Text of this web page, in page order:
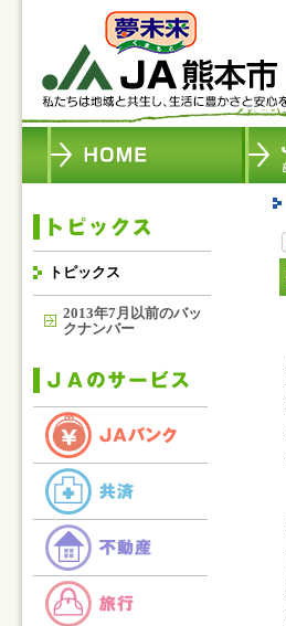
トピックス
2013年7月以前のバッ
クナンバー